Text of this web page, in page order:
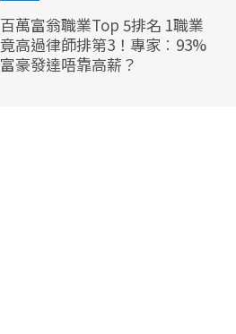
百萬富翁職業Top 5排名 1職業
竟高過律師排第3！專家︰93%
富豪發達唔靠高薪？